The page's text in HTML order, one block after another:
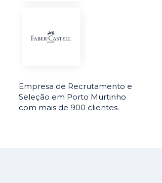
Empresa de Recrutamento e
Seleção em Porto Murtinho
com mais de 900 clientes.